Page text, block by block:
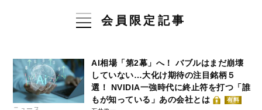
会員限定記事
AI相場「第2幕」へ！ バブルはまだ崩壊
していない…大化け期待の注目銘柄５
選！ NVIDIA一強時代に終止符を打つ「誰
もが知っている」あの会社とは
有料